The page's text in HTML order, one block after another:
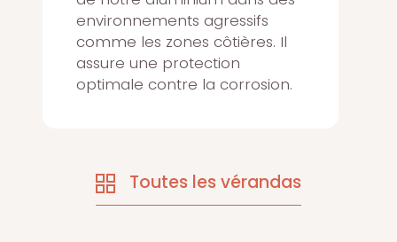
environnements agressifs
comme les zones côtières. Il
assure une protection
optimale contre la corrosion.
Toutes les vérandas